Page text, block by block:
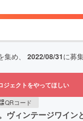
集め、 2022/08/31に募
ジェクトをやってほしい
QRコード
ヴィンテージワイ